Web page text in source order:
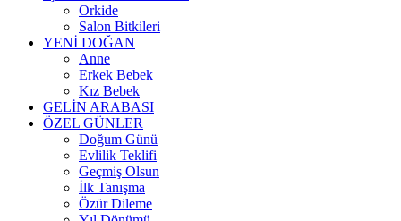
Orkide
Salon Bitkileri
YENİ DOĞAN
Anne
Erkek Bebek
Kız Bebek
GELİN ARABASI
ÖZEL GÜNLER
Doğum Günü
Evlilik Teklifi
Geçmiş Olsun
İlk Tanışma
Özür Dileme